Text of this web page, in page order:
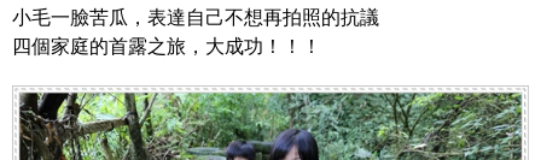
小毛一臉苦瓜，表達自己不想再拍照的抗議
四個家庭的首露之旅，大成功！！！